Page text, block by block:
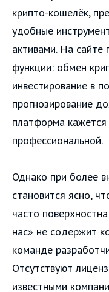
крипто-кошелёк,
удобные
активами. На сайте
функции: обмен
инвестирование в
прогнозирование
платформа кажется
профессиональной.
Однако при более
становится ясно,
часто
нас» не содержит
команде
Отсутствуют
известными